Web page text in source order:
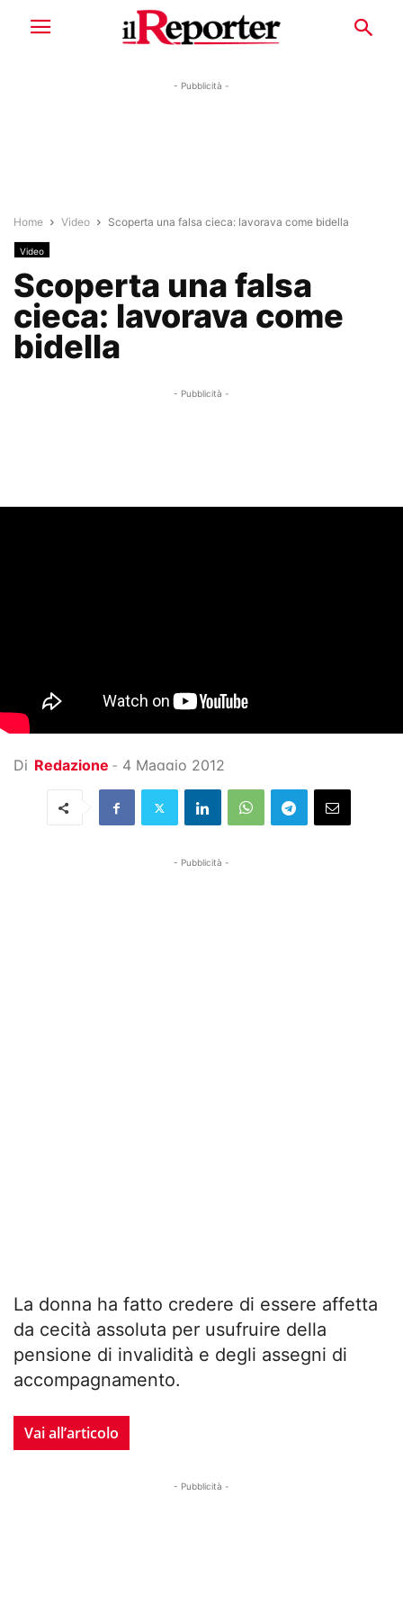
- Pubblicità -
Home Video Scoperta una falsa cieca: lavorava come bidella
Video
Scoperta una falsa
cieca: lavorava come
bidella
- Pubblicità -
Di Redazione - 4 Maggio 2012
- Pubblicità -
La donna ha fatto credere di essere affetta
da cecità assoluta per usufruire della
pensione di invalidità e degli assegni di
accompagnamento.
Vai all’articolo
- Pubblicità -